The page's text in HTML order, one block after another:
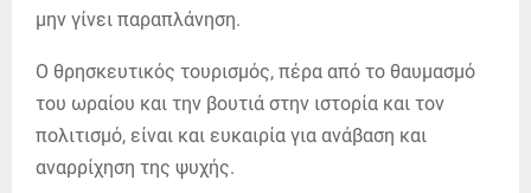
μην γίνει παραπλάνηση.
Ο θρησκευτικός τουρισμός, πέρα από το θαυμασμό
του ωραίου και την βουτιά στην ιστορία και τον
πολιτισμό, είναι και ευκαιρία για ανάβαση και
αναρρίχηση της ψυχής.